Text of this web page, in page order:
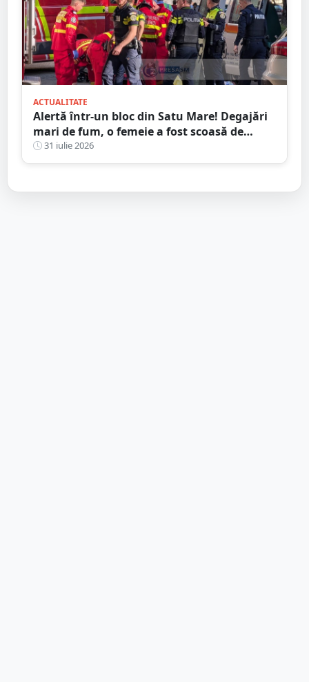
ACTUALITATE
Alertă într-un bloc din Satu Mare! Degajări
mari de fum, o femeie a fost scoasă de
Pompieri
31 iulie 2026